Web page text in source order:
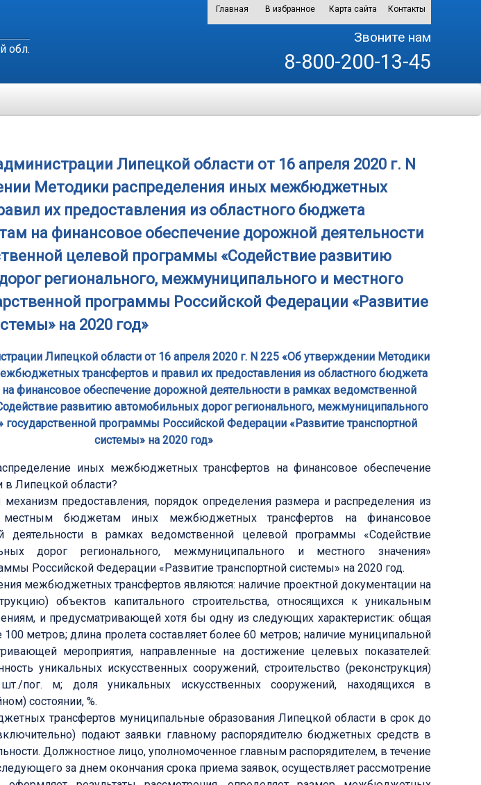
обл.
Главная В избранное Карта сайта Контакты
Звоните нам
8-800-200-13-45
Липецкой области от 16 апреля 2020 г. N
Методики распределения иных межбюджетных
их предоставления из областного бюджета
на финансовое обеспечение дорожной деятельности
целевой программы «Содействие развитию
регионального, межмуниципального и местного
программы Российской Федерации «Развитие
на 2020 год»
Липецкой области от 16 апреля 2020 г. N 225 «Об утверждении Методики
трансфертов и правил их предоставления из областного бюджета
финансовое обеспечение дорожной деятельности в рамках ведомственной
развитию автомобильных дорог регионального, межмуниципального
государственной программы Российской Федерации «Развитие транспортной
системы» на 2020 год»
иных межбюджетных трансфертов на финансовое обеспечение
в Липецкой области?
предоставления, порядок определения размера и распределения из
местным бюджетам иных межбюджетных трансфертов на финансовое
деятельности в рамках ведомственной целевой программы «Содействие
дорог регионального, межмуниципального и местного значения»
Российской Федерации «Развитие транспортной системы» на 2020 год.
межбюджетных трансфертов являются: наличие проектной документации на
объектов капитального строительства, относящихся к уникальным
и предусматривающей хотя бы одну из следующих характеристик: общая
100 метров; длина пролета составляет более 60 метров; наличие муниципальной
мероприятия, направленные на достижение целевых показателей:
уникальных искусственных сооружений, строительство (реконструкция)
пог. м; доля уникальных искусственных сооружений, находящихся в
состоянии, %.
трансфертов муниципальные образования Липецкой области в срок до
подают заявки главному распорядителю бюджетных средств в
Должностное лицо, уполномоченное главным распорядителем, в течение
за днем окончания срока приема заявок, осуществляет рассмотрение